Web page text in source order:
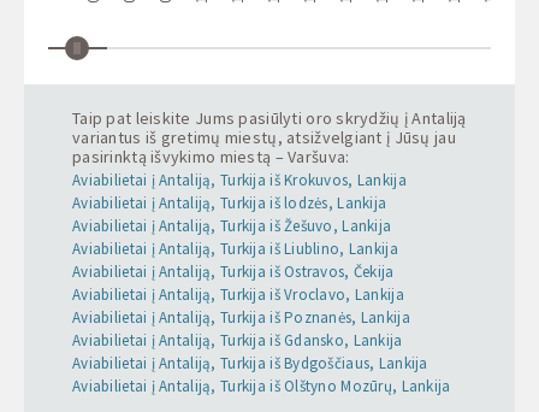
Taip pat leiskite Jums pasiūlyti oro skrydžių į Antaliją
variantus iš gretimų miestų, atsižvelgiant į Jūsų jau
pasirinktą išvykimo miestą – Varšuva:
Aviabilietai į Antaliją, Turkija iš Krokuvos, Lankija
Aviabilietai į Antaliją, Turkija iš lodzės, Lankija
Aviabilietai į Antaliją, Turkija iš Žešuvo, Lankija
Aviabilietai į Antaliją, Turkija iš Liublino, Lankija
Aviabilietai į Antaliją, Turkija iš Ostravos, Čekija
Aviabilietai į Antaliją, Turkija iš Vroclavo, Lankija
Aviabilietai į Antaliją, Turkija iš Poznanės, Lankija
Aviabilietai į Antaliją, Turkija iš Gdansko, Lankija
Aviabilietai į Antaliją, Turkija iš Bydgoščiaus, Lankija
Aviabilietai į Antaliją, Turkija iš Olštyno Mozūrų, Lankija